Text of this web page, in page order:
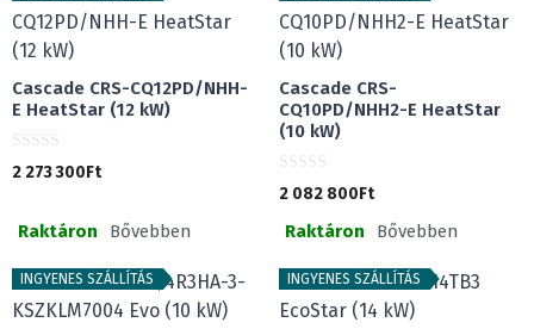
Cascade CRS-CQ12PD/NHH-
E HeatStar (12 kW)
0
a
b
l
2 273 300Ft
Raktáron Bővebben
Cascade CRS-
CQ10PD/NHH2-E HeatStar
(10 kW)
0
a
l
2 082 800Ft
Raktáron Bővebben
INGYENES SZÁLLÍTÁS INGYENES SZÁLLÍTÁS